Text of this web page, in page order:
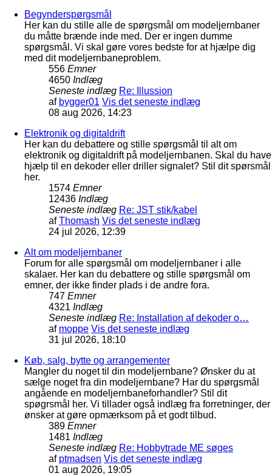
Begynderspørgsmål
Her kan du stille alle de spørgsmål om modeljernbaner
du måtte brænde inde med. Der er ingen dumme
spørgsmål. Vi skal gøre vores bedste for at hjælpe dig
med dit modeljernbaneproblem.
556 Emner
4650 Indlæg
Seneste indlæg Re: Illussion
af bygger01 Vis det seneste indlæg
08 aug 2026, 14:23
Elektronik og digitaldrift
Her kan du debattere og stille spørgsmål til alt om
elektronik og digitaldrift på modeljernbanen. Skal du have
hjælp til en dekoder eller driller signalet? Stil dit spørsmål
her.
1574 Emner
12436 Indlæg
Seneste indlæg Re: JST stik/kabel
afThomash Vis det seneste indlæg
24 jul 2026, 12:39
Alt om modeljernbaner
Forum for alle spørgsmål om modeljernbaner i alle
skalaer. Her kan du debattere og stille spørgsmål om
emner, der ikke finder plads i de andre fora.
747 Emner
4321 Indlæg
Seneste indlæg Re: Installation af dekoder o…
af moppe Vis det seneste indlæg
31 jul 2026, 18:10
Køb, salg, bytte og arrangementer
Mangler du noget til din modeljernbane? Ønsker du at
sælge noget fra din modeljernbane? Har du spørgsmål
angående en modeljernbaneforhandler? Stil dit
spøgrsmål her. Vi tillader også indlæg fra forretninger, der
ønsker at gøre opmærksom på et godt tilbud.
389 Emner
1481 Indlæg
Seneste indlæg Re: Hobbytrade ME søges
af ptmadsen Vis det seneste indlæg
01 aug 2026, 19:05